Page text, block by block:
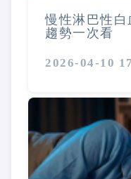
慢性淋巴性
趨勢一次看
2026-04-10